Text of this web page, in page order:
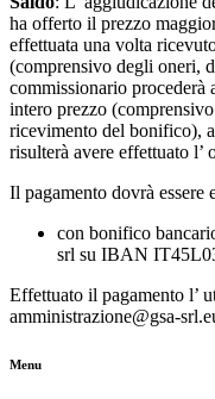
ha offerto il prezzo
effettuata una volta
(comprensivo degli oneri,
commissionario procederà
intero prezzo
ricevimento del bonifico),
risulterà avere effettuato l’
Il pagamento dovrà essere
con bonifico
srl su IBAN
Effettuato il pagamento l’
amministrazione@gsa-
Menu